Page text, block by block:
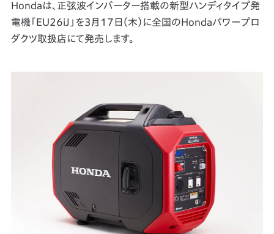
Hondaは、正弦波インバーター搭載の新型ハンディタイプ発
電機「EU26iJ」を3月17日（木）に全国のHondaパワープロ
ダクツ取扱店にて発売します。